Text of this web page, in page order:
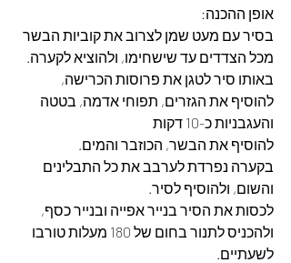
אופן ההכנה:
בסיר עם מעט שמן לצרוב את קוביות הבשר
מכל הצדדים עד שישחימו, ולהוציא לקערה.
באותו סיר לטגן את פרוסות הכרישה,
להוסיף את הגזרים, תפוחי אדמה, בטטה
והעגבניות כ-10 דקות
להוסיף את הבשר, הכוזבר והמים.
בקערה נפרדת לערבב את כל התבלינים
והשום, ולהוסיף לסיר.
לכסות את הסיר בנייר אפייה ובנייר כסף,
ולהכניס לתנור בחום של 180 מעלות טורבו
לשעתיים.